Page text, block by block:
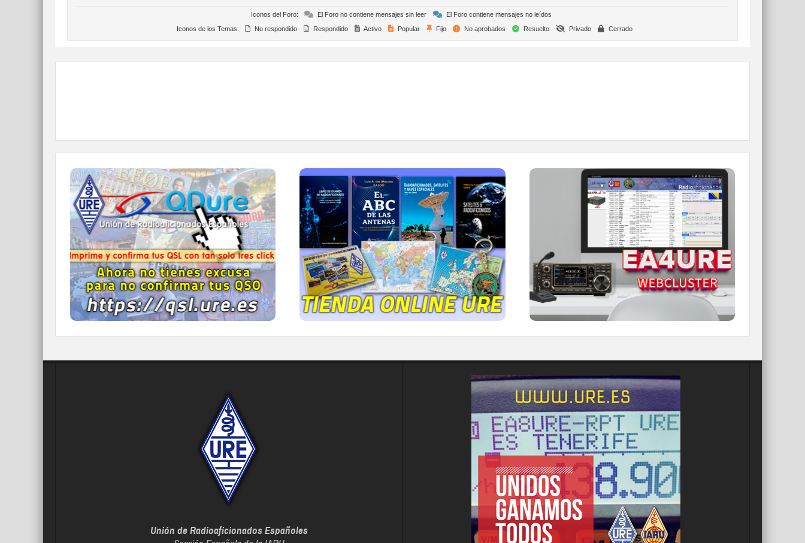
Iconos del Foro: El Foro no contiene mensajes sin leer
El Foro contiene mensajes no leídos
Iconos de los Temas:
No respondido Respondido Activo Popular Fijo No aprobados Resuelto Privado Cerrado
QDURE - https://qsl.ure.es
Imprime y confirma tus QSL en tan solo tres
click.
Nunca fue tan fácil y cómodo
el confirmar tus contactos.
IR A QDURE
TIENDA ONLINE URE
Publicaciones, mapas, polos, camisetas,
gorras, tazas, forros polares y mucho más...
IR A LA TIENDA DE URE
WEBCLUSTER EA4URE
Conoce el nuevo WebCluster de URE,
ahora con nuevos filtros e información y
compatible con GDURE
IR A WEBCLUSTER
Unión de Radioaficionados Españoles